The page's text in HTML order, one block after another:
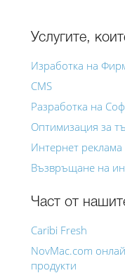
Услугите,
Изработка на
CMS
Разработка на
Оптимизация за
Интернет реклама
Възвръщане на
Част от
Caribi Fresh
NovMac.com
продукти